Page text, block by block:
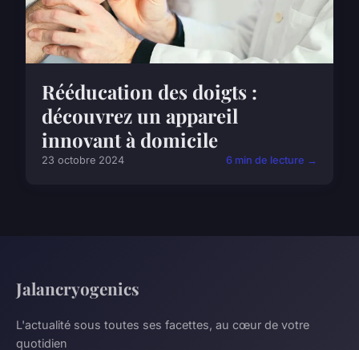
Rééducation des doigts :
découvrez un appareil
innovant à domicile
23 octobre 2024 6 min de lecture →
Jalancryogenics
L'actualité sous toutes ses facettes, au cœur de votre
quotidien